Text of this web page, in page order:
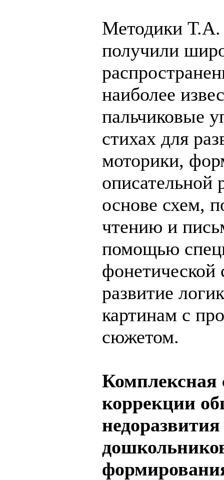
Методики Т.А.
получили
наиболее
пальчиковые
стихах для
моторики,
описательной
основе схем,
чтению и
помощью
фонетической
развитие
картинам с
сюжетом.
Комплексная
коррекции